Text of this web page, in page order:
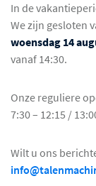
In de
We zijn gesloten
woensdag 14
vanaf 14:30.
Onze reguliere
7:30 – 12:15 /
Wilt u ons